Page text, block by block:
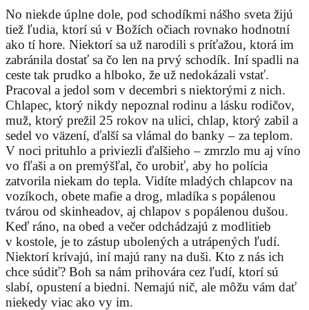
No niekde úplne dole, pod schodíkmi nášho sveta žijú
tiež ľudia, ktorí sú v Božích očiach rovnako hodnotní
ako tí hore. Niektorí sa už narodili s príťažou, ktorá im
zabránila dostať sa čo len na prvý schodík. Iní spadli na
ceste tak prudko a hlboko, že už nedokázali vstať.
Pracoval a jedol som v decembri s niektorými z nich.
Chlapec, ktorý nikdy nepoznal rodinu a lásku rodičov,
muž, ktorý prežil 25 rokov na ulici, chlap, ktorý zabil a
sedel vo väzení, ďalší sa vlámal do banky – za teplom.
V noci prituhlo a priviezli ďalšieho – zmrzlo mu aj víno
vo fľaši a on premýšľal, čo urobiť, aby ho polícia
zatvorila niekam do tepla. Vidíte mladých chlapcov na
vozíkoch, obete mafie a drog, mladíka s popálenou
tvárou od skinheadov, aj chlapov s popálenou dušou.
Keď ráno, na obed a večer odchádzajú z modlitieb
v kostole, je to zástup ubolených a utrápených ľudí.
Niektorí krívajú, iní majú rany na duši. Kto z nás ich
chce súdiť? Boh sa nám prihovára cez ľudí, ktorí sú
slabí, opustení a biedni. Nemajú nič, ale môžu vám dať
niekedy viac ako vy im.